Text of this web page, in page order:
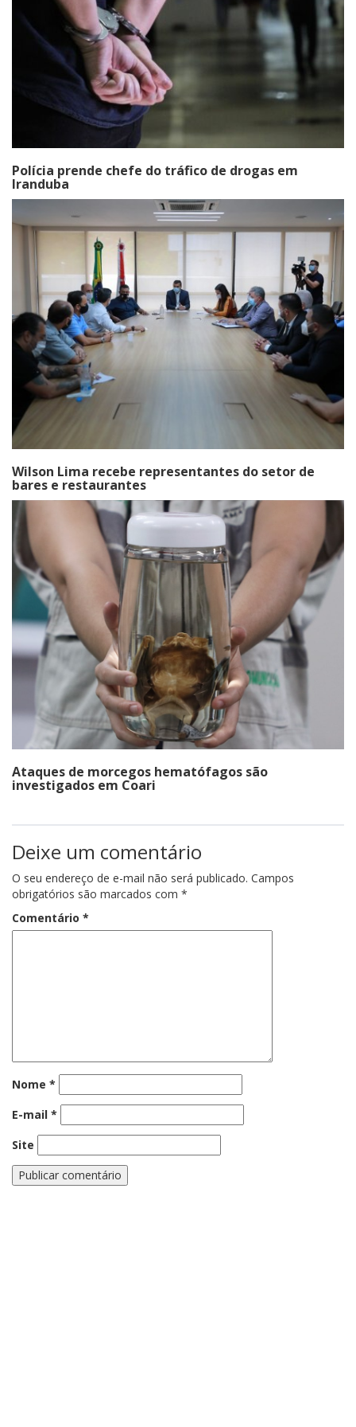
Polícia prende chefe do tráfico de drogas em
Iranduba
Wilson Lima recebe representantes do setor de
bares e restaurantes
Ataques de morcegos hematófagos são
investigados em Coari
Deixe um comentário
O seu endereço de e-mail não será publicado. Campos
obrigatórios são marcados com *
Comentário *
Nome *
E-mail *
Site